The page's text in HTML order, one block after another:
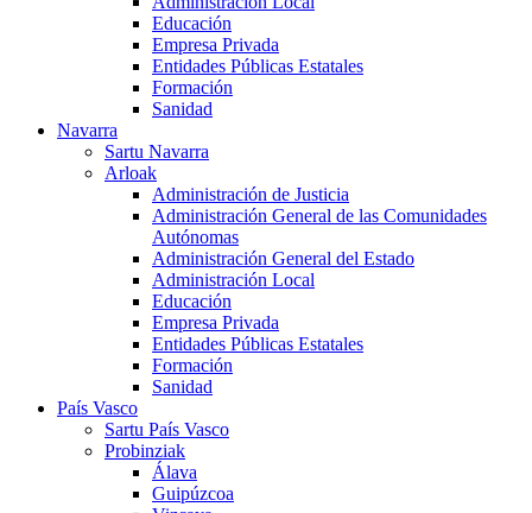
Educación
Empresa Privada
Entidades Públicas Estatales
Formación
Sanidad
Navarra
Sartu Navarra
Arloak
Administración de Justicia
Administración General de las Comunidades
Autónomas
Administración General del Estado
Administración Local
Educación
Empresa Privada
Entidades Públicas Estatales
Formación
Sanidad
País Vasco
Sartu País Vasco
Probinziak
Álava
Guipúzcoa